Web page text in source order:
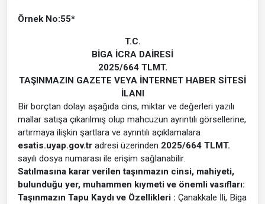
Örnek No:55*
T.C.
BİGA İCRA DAİRESİ
2025/664 TLMT.
TAŞINMAZIN GAZETE VEYA İNTERNET HABER SİTESİ
İLANI
Bir borçtan dolayı aşağıda cins, miktar ve değerleri yazılı
mallar satışa çıkarılmış olup mahcuzun ayrıntılı görsellerine,
artırmaya ilişkin şartlara ve ayrıntılı açıklamalara
esatis.uyap.gov.tr adresi üzerinden 2025/664 TLMT.
sayılı dosya numarası ile erişim sağlanabilir.
Satılmasına karar verilen taşınmazın cinsi, mahiyeti,
bulunduğu yer, muhammen kıymeti ve önemli vasıfları:
Taşınmazın Tapu Kaydı ve Özellikleri : Çanakkale İli, Biga